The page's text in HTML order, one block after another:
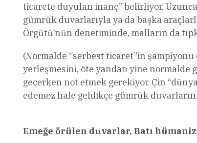
ticarete duyulan inanç” belirliyor.
gümrük duvarlarıyla ya da başka
Örgütü’nün denetiminde, malların da
(Normalde “serbest ticaret”in
yerleşmesini, öte yandan yine normalde
geçerken not etmek gerekiyor. Çin
edemez hale geldikçe gümrük
Emeğe örülen duvarlar, Batı